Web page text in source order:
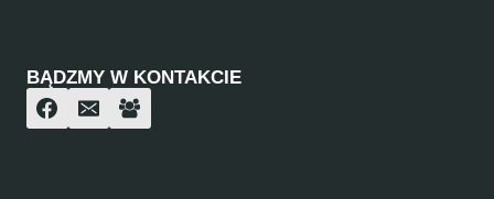
BĄDZMY W KONTAKCIE